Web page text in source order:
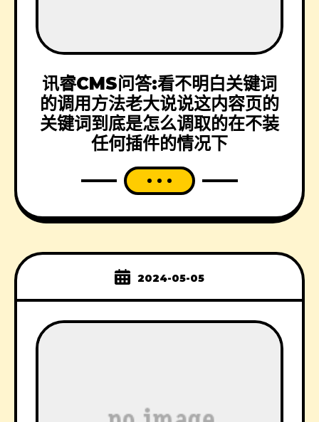
讯睿CMS问答:看不明白关键词
的调用方法老大说说这内容页的
关键词到底是怎么调取的在不装
任何插件的情况下
2024-05-05